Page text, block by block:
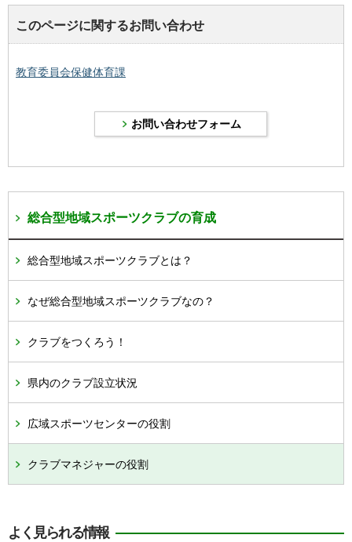
このページに関するお問い合わせ
教育委員会保健体育課
総合型地域スポーツクラブの育成
総合型地域スポーツクラブとは？
なぜ総合型地域スポーツクラブなの？
クラブをつくろう！
県内のクラブ設立状況
広域スポーツセンターの役割
クラブマネジャーの役割
よく見られる情報